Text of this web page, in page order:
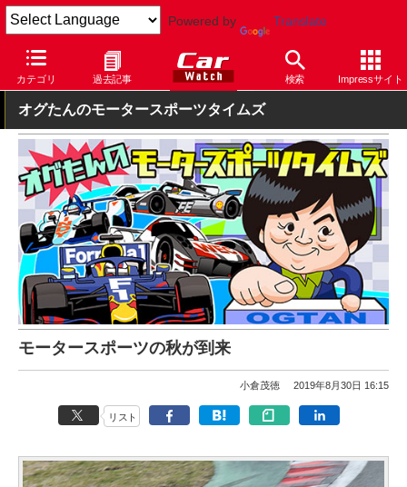
Powered by Translate
カテゴリ 過去記事 検索 Impressサイト
Car Watch モータースポーツ その他
オグたんのモータースポーツタイムズ
モータースポーツの秋が到来
小倉茂徳 2019年8月30日 16:15
リスト